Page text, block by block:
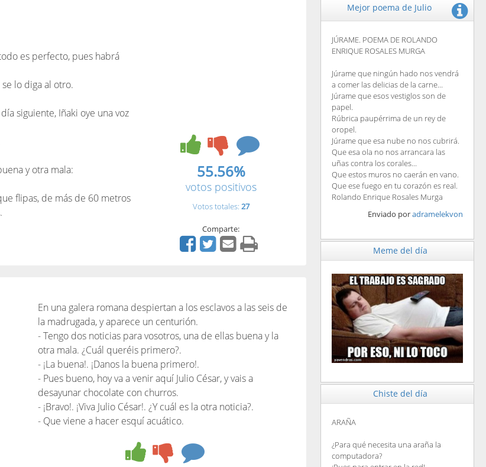
es perfecto, pues habrá
lo diga al otro.
siguiente, Iñaki oye una voz
y otra mala:
flipas, de más de 60 metros
55.56%
votos positivos
Votos totales: 27
Comparte:
En una galera romana despiertan a los esclavos a las seis de
la madrugada, y aparece un centurión.
- Tengo dos noticias para vosotros, una de ellas buena y la
otra mala. ¿Cuál queréis primero?.
- ¡La buena!. ¡Danos la buena primero!.
- Pues bueno, hoy va a venir aquí Julio César, y vais a
desayunar chocolate con churros.
- ¡Bravo!. ¡Viva Julio César!. ¿Y cuál es la otra noticia?.
- Que viene a hacer esquí acuático.
Mejor poema de Julio
JÚRAME. POEMA DE ROLANDO
ENRIQUE ROSALES MURGA
Júrame que ningún hado nos vendrá
a comer las delicias de la carne...
Júrame que esos vestiglos son de
papel.
Rúbrica paupérrima de un rey de
oropel.
Júrame que esa nube no nos cubrirá.
Que esa ola no nos arrancara las
uñas contra los corales...
Que estos muros no caerán en vano.
Que ese fuego en tu corazón es real.
Rolando Enrique Rosales Murga
Enviado poradramelekvon
Meme del día
Chiste del día
ARAÑA
¿Para qué necesita una araña la
computadora?